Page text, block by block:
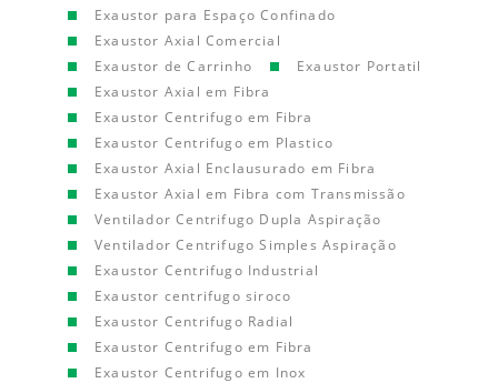
Exaustor para Espaço Confinado
Exaustor Axial Comercial
Exaustor de Carrinho
Exaustor Portatil
Exaustor Axial em Fibra
Exaustor Centrifugo em Fibra
Exaustor Centrifugo em Plastico
Exaustor Axial Enclausurado em Fibra
Exaustor Axial em Fibra com Transmissão
Ventilador Centrifugo Dupla Aspiração
Ventilador Centrifugo Simples Aspiração
Exaustor Centrifugo Industrial
Exaustor centrifugo siroco
Exaustor Centrifugo Radial
Exaustor Centrifugo em Fibra
Exaustor Centrifugo em Inox